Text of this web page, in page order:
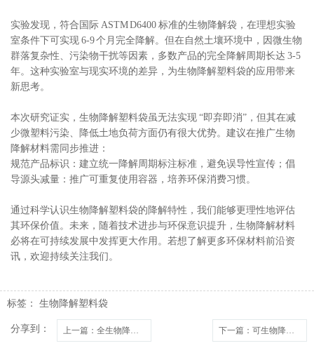
实验发现，符合国际 ASTM D6400 标准的生物降解袋，在理想实验
室条件下可实现 6-9 个月完全降解。但在自然土壤环境中，因微生物
群落复杂性、污染物干扰等因素，多数产品的完全降解周期长达 3-5
年。这种实验室与现实环境的差异，为生物降解塑料袋的应用带来
新思考。
本次研究证实，生物降解塑料袋虽无法实现 “即弃即消”，但其在减
少微塑料污染、降低土地负荷方面仍有很大优势。建议在推广生物
降解材料需同步推进：
规范产品标识：建立统一降解周期标注标准，避免误导性宣传；倡
导源头减量：推广可重复使用容器，培养环保消费习惯。
通过科学认识生物降解塑料袋的降解特性，我们能够更理性地评估
其环保价值。未来，随着技术进步与环保意识提升，生物降解材料
必将在可持续发展中发挥更大作用。若想了解更多环保材料前沿资
讯，欢迎持续关注我们。
标签： 生物降解塑料袋
分享到： 上一篇 ：全生物降解塑料袋降解时间是多少？ 下一篇 ：可生物降解塑料袋降解时间全解析：不同环境下的降解差异与环保指南